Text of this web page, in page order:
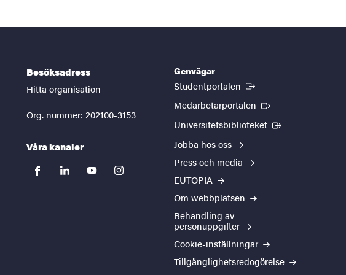
Besöksadress
Hitta organisation
Org. nummer: 202100-3153
Våra kanaler
facebooklinkedinyoutubeinstagram
Genvägar
Studentportalen (Extern länk)
Medarbetarportalen (Extern länk)
Universitetsbiblioteket (Extern länk)
Jobba hos oss
Press och media
EUTOPIA
Om webbplatsen
Behandling av
personuppgifter
Cookie-inställningar
Tillgänglighetsredogörelse